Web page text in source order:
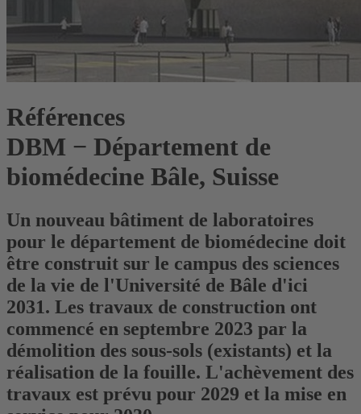
Références
DBM − Département de
biomédecine Bâle, Suisse
Un nouveau bâtiment de laboratoires
pour le département de biomédecine doit
être construit sur le campus des sciences
de la vie de l'Université de Bâle d'ici
2031. Les travaux de construction ont
commencé en septembre 2023 par la
démolition des sous-sols (existants) et la
réalisation de la fouille. L'achèvement des
travaux est prévu pour 2029 et la mise en